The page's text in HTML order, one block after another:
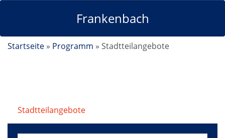
Frankenbach
Startseite » Programm » Stadtteilangebote
Stadtteilangebote